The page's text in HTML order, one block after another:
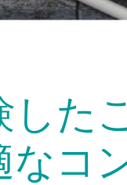
した
なコ